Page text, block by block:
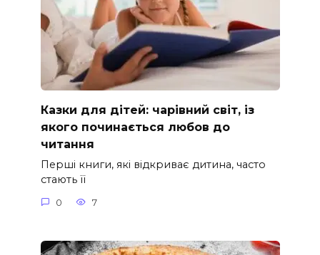
Казки для дітей: чарівний світ, із
якого починається любов до
читання
Перші книги, які відкриває дитина, часто
стають її
0 7